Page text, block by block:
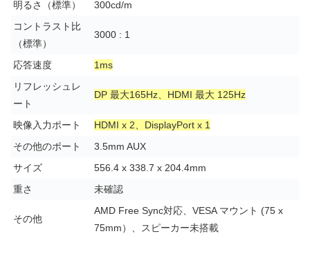
明るさ（標準）
300cd/m
コントラスト比
（標準）
3000 : 1
応答速度
1ms
リフレッシュレ
ート
DP 最大165Hz、HDMI 最大 125Hz
映像入力ポート
HDMI x 2、DisplayPort x 1
その他のポート
3.5mm AUX
サイズ
556.4 x 338.7 x 204.4mm
重さ
未確認
その他
AMD Free Sync対応、VESA マウント (75 x
75mm）、スピーカー未搭載